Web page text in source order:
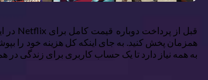
به همه نیاز دارد تا یک حساب کاربری برای زندگی در